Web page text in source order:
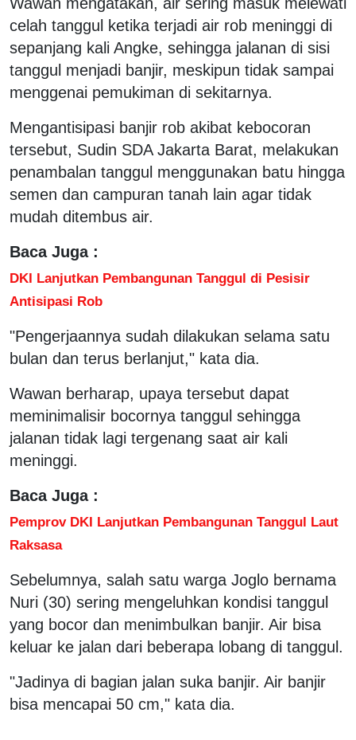
celah tanggul ketika terjadi air rob meninggi di
sepanjang kali Angke, sehingga jalanan di sisi
tanggul menjadi banjir, meskipun tidak sampai
menggenai pemukiman di sekitarnya.
Mengantisipasi banjir rob akibat kebocoran
tersebut, Sudin SDA Jakarta Barat, melakukan
penambalan tanggul menggunakan batu hingga
semen dan campuran tanah lain agar tidak
mudah ditembus air.
Baca Juga :
DKI Lanjutkan Pembangunan Tanggul di Pesisir
Antisipasi Rob
"Pengerjaannya sudah dilakukan selama satu
bulan dan terus berlanjut," kata dia.
Wawan berharap, upaya tersebut dapat
meminimalisir bocornya tanggul sehingga
jalanan tidak lagi tergenang saat air kali
meninggi.
Baca Juga :
Pemprov DKI Lanjutkan Pembangunan Tanggul Laut
Raksasa
Sebelumnya, salah satu warga Joglo bernama
Nuri (30) sering mengeluhkan kondisi tanggul
yang bocor dan menimbulkan banjir. Air bisa
keluar ke jalan dari beberapa lobang di tanggul.
"Jadinya di bagian jalan suka banjir. Air banjir
bisa mencapai 50 cm," kata dia.